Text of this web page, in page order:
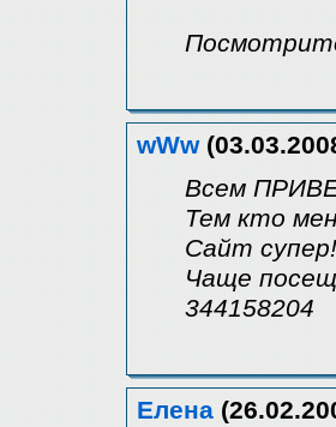
wWw
Всем
Тем кто
Сайт
Чаще
344158204
Елена